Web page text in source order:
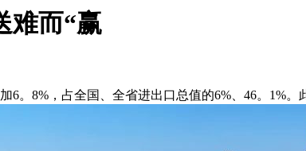
难而“赢
8%，占全国、全省进出口总值的6%、46。1%。